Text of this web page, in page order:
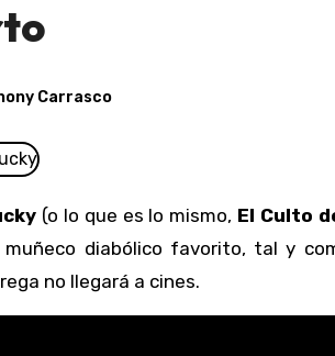
Carrasco
(o lo que es lo mismo, El Culto
diabólico favorito, tal y
no llegará a cines.